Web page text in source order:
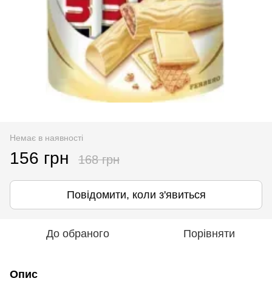
Немає в наявності
156 грн 168 грн
Повідомити, коли з'явиться
До обраного Порівняти
Опис